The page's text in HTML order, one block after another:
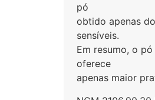
pó
obtido apenas
sensíveis.
Em resumo, o
oferece
apenas maior